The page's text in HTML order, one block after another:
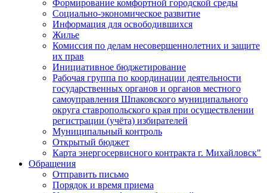
Формирование комфортной городской среды
Социально-экономическое развитие
Информация для освободившихся
Жилье
Комиссия по делам несовершеннолетних и защите
их прав
Инициативное бюджетирование
Рабочая группа по координации деятельности
государственных органов и органов местного
самоуправления Шпаковского муниципального
округа ставропольского края при осуществлении
регистрации (учёта) избирателей
Муниципальный контроль
Открытый бюджет
Карта энергосервисного контракта г. Михайловск"
Обращения
Отправить письмо
Порядок и время приема